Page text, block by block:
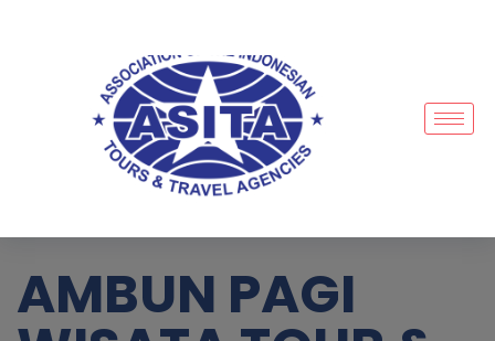
AMBUN PAGI